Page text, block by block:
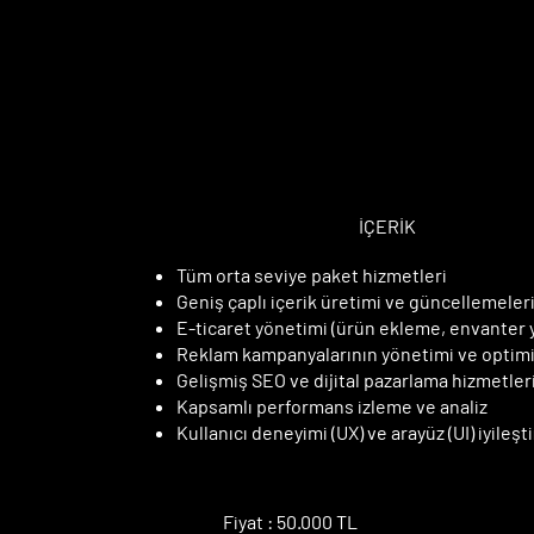
Tüm orta seviye paket hizmetleri
Geniş çaplı içerik üretimi ve güncellemeleri
E-ticaret yönetimi (ürün ekleme, envanter
Reklam kampanyalarının yönetimi ve
Gelişmiş SEO ve dijital pazarlama hizmetleri
Kapsamlı performans izleme ve analiz
Kullanıcı deneyimi (UX) ve arayüz (UI)
İÇERİK
Fiyat : 50.000 TL